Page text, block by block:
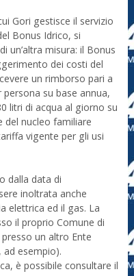
Gori gestisce il servizio
Bonus Idrico, si
un’altra misura: il Bonus
dei costi del
un rimborso pari a
su base annua,
litri di acqua al giorno su
del nucleo familiare
vigente per gli usi
dalla data di
inoltrata anche
elettrica ed il gas. La
il proprio Comune di
un altro Ente
ad esempio).
è possibile consultare il